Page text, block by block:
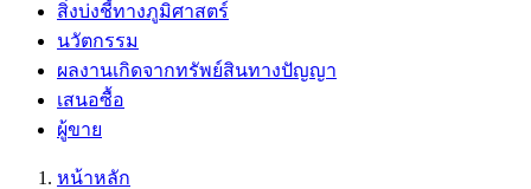
สิ่งบ่งชี้ทางภูมิศาสตร์
นวัตกรรม
ผลงานเกิดจากทรัพย์สินทางปัญญา
เสนอซื้อ
ผู้ขาย
หน้าหลัก